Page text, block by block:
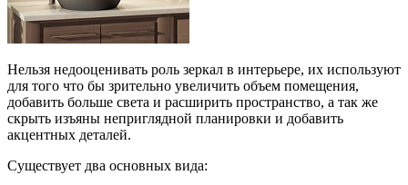
Нельзя недооценивать роль зеркал в интерьере, их используют
для того что бы зрительно увеличить объем помещения,
добавить больше света и расширить пространство, а так же
скрыть изъяны неприглядной планировки и добавить
акцентных деталей.
Существует два основных вида: